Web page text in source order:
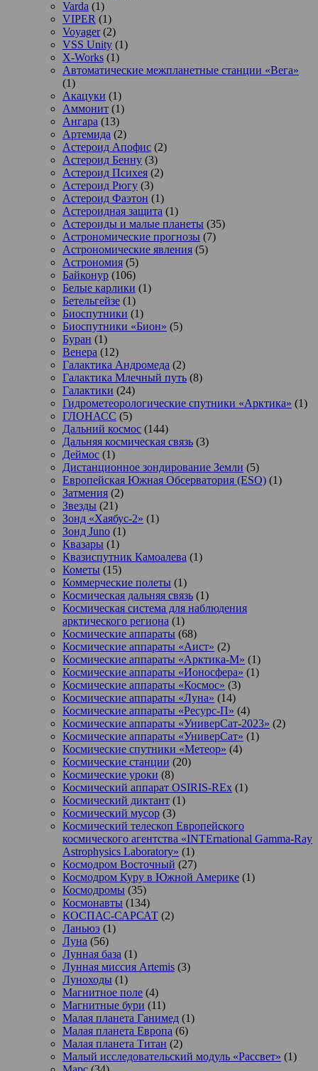
Varda (1)
VIPER (1)
Voyager(2)
VSS Unity (1)
X-Works (1)
Автоматические межпланетные станции «Вега»
(1)
Акацуки (1)
Аммонит (1)
Ангара (13)
Артемида (2)
Астероид Апофис (2)
Астероид Бенну (3)
Астероид Психея (2)
Астероид Рюгу (3)
Астероид Фаэтон (1)
Астероидная защита (1)
Астероиды и малые планеты (35)
Астрономические прогнозы (7)
Астрономические явления (5)
Астрономия (5)
Байконур (106)
Белые карлики (1)
Бетельгейзе (1)
Биоспутники (1)
Биоспутники «Бион» (5)
Буран (1)
Венера (12)
Галактика Андромеда (2)
Галактика Млечный путь (8)
Галактики (24)
Гидрометеорологические спутники «Арктика» (1)
ГЛОНАСС (5)
Дальний космос (144)
Дальняя космическая связь (3)
Деймос (1)
Дистанционное зондирование Земли (5)
Европейская Южная Обсерватория (ESO) (1)
Затмения (2)
Звезды (21)
Зонд «Хаябус-2» (1)
Зонд Juno (1)
Квазары (1)
Квазиспутник Камоалева (1)
Кометы (15)
Коммерческие полеты (1)
Космическая дальняя связь (1)
Космическая система для наблюдения
арктического региона (1)
Космические аппараты (68)
Космические аппараты «Аист» (2)
Космические аппараты «Арктика-М» (1)
Космические аппараты «Ионосфера» (1)
Космические аппараты «Космос» (3)
Космические аппараты «Луна» (14)
Космические аппараты «Ресурс-П» (4)
Космические аппараты «УниверСат-2023» (2)
Космические аппараты «УниверСат» (1)
Космические спутники «Метеор» (4)
Космические станции (20)
Космические уроки (8)
Космический аппарат OSIRIS-REx (1)
Космический диктант (1)
Космический мусор (3)
Космический телескоп Европейского
космического агентства «INTErnational Gamma-Ray
Astrophysics Laboratory» (1)
Космодром Восточный (27)
Космодром Куру в Южной Америке (1)
Космодромы (35)
Космонавты (134)
КОСПАС-САРСАТ (2)
Ланьюэ (1)
Луна (56)
Лунная база (1)
Лунная миссия Artemis (3)
Луноходы (1)
Магнитное поле (4)
Магнитные бури (11)
Малая планета Ганимед (1)
Малая планета Европа (6)
Малая планета Титан (2)
Малый исследовательский модуль «Рассвет» (1)